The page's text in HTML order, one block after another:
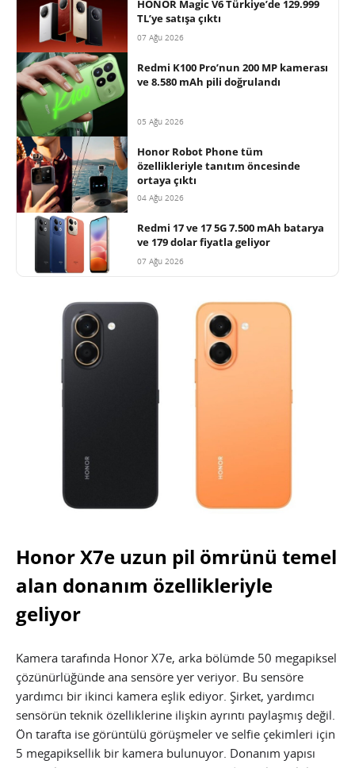
HONOR Magic V6 Türkiye’de 129.999
TL’ye satışa çıktı
07 Ağu 2026
Redmi K100 Pro’nun 200 MP kamerası
ve 8.580 mAh pili doğrulandı
05 Ağu 2026
Honor Robot Phone tüm
özellikleriyle tanıtım öncesinde
ortaya çıktı
04 Ağu 2026
Redmi 17 ve 17 5G 7.500 mAh batarya
ve 179 dolar fiyatla geliyor
07 Ağu 2026
Honor X7e uzun pil ömrünü temel
alan donanım özellikleriyle
geliyor
Kamera tarafında Honor X7e, arka bölümde 50 megapiksel
çözünürlüğünde ana sensöre yer veriyor. Bu sensöre
yardımcı bir ikinci kamera eşlik ediyor. Şirket, yardımcı
sensörün teknik özelliklerine ilişkin ayrıntı paylaşmış değil.
Ön tarafta ise görüntülü görüşmeler ve selfie çekimleri için
5 megapiksellik bir kamera bulunuyor. Donanım yapısı